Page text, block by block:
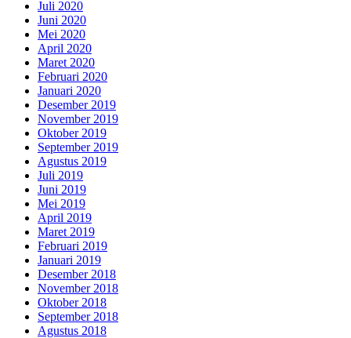
Juli 2020
Juni 2020
Mei 2020
April 2020
Maret 2020
Februari 2020
Januari 2020
Desember 2019
November 2019
Oktober 2019
September 2019
Agustus 2019
Juli 2019
Juni 2019
Mei 2019
April 2019
Maret 2019
Februari 2019
Januari 2019
Desember 2018
November 2018
Oktober 2018
September 2018
Agustus 2018